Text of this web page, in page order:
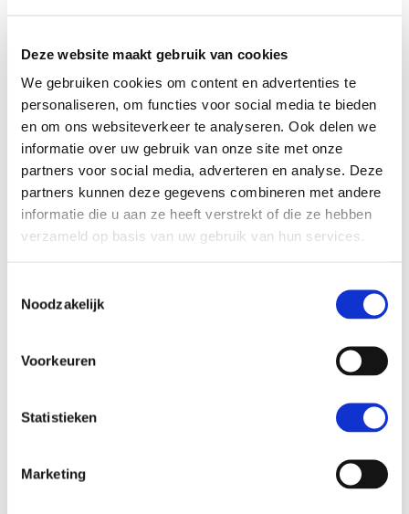
Deze website maakt gebruik van cookies
We gebruiken cookies om content en advertenties te
personaliseren, om functies voor social media te bieden
en om ons websiteverkeer te analyseren. Ook delen we
informatie over uw gebruik van onze site met onze
partners voor social media, adverteren en analyse. Deze
partners kunnen deze gegevens combineren met andere
informatie die u aan ze heeft verstrekt of die ze hebben
verzameld op basis van uw gebruik van hun services.
Noodzakelijk
Voorkeuren
Statistieken
Marketing
Staccato Films Europe
Film waarin journalist en filmmaker Ananta
Khemradj (32) onderzoekt hoe haar generatie